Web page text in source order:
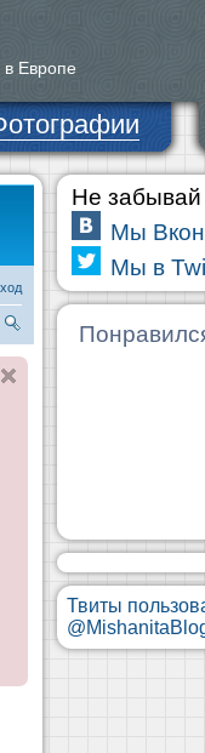
в Европе
ск
Не забывай
Мы
Мы в
Твиты